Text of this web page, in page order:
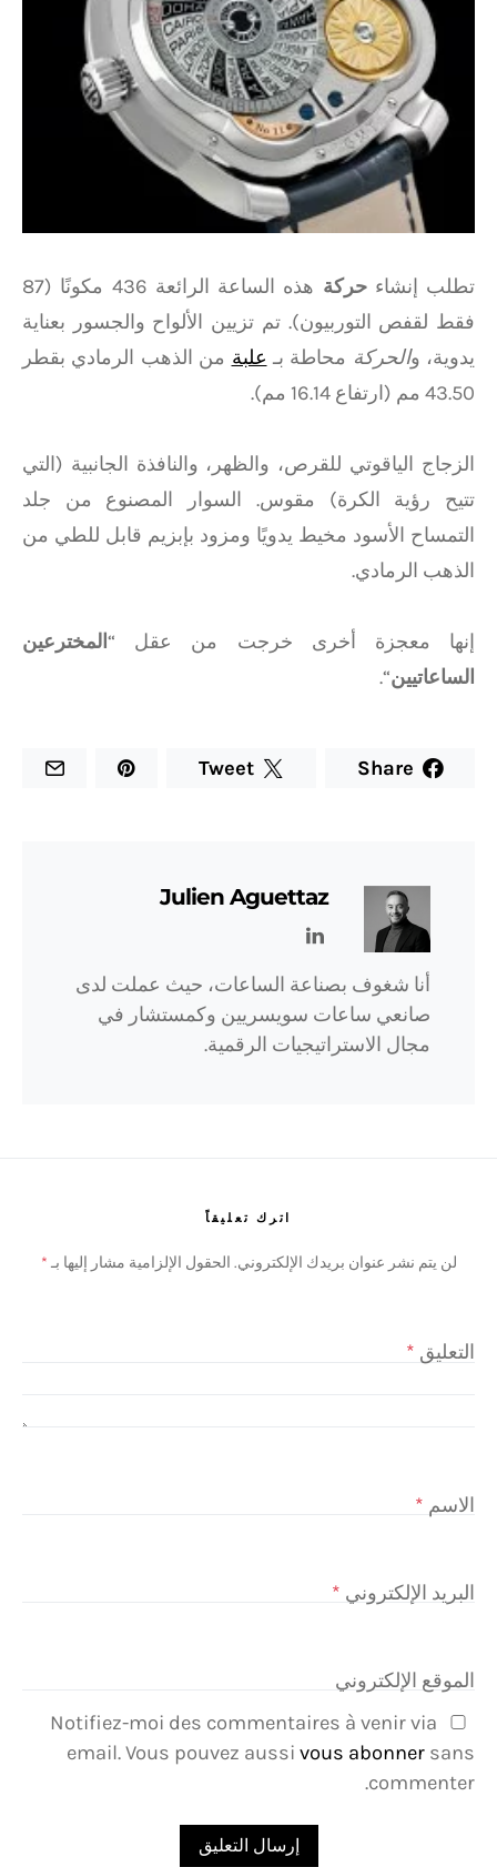
تطلب إنشاءحركة
هذه الساعة الرائعة 436 مكونًا (87
فقط لقفص التوربيون). تم تزيين الألواح والجسور بعناية
يدوية، والحركة محاطة بـ علبة من الذهب الرمادي بقطر
43.50 مم (ارتفاع 16.14 مم).
الزجاج الياقوتي للقرص، والظهر، والنافذة الجانبية (التي
تتيح رؤية الكرة) مقوس. السوار المصنوع من جلد
التمساح الأسود مخيط يدويًا ومزود بإبزيم قابل للطي من
الذهب الرمادي.
إنها معجزة أخرى خرجت من عقل “ المخترعين
الساعاتيين“.
Share
Tweet
Julien Aguettaz
أنا شغوف بصناعة الساعات، حيث عملت لدى
صانعي ساعات سويسريين وكمستشار في
مجال الاستراتيجيات الرقمية.
اترك تعليقاً
لن يتم نشر عنوان بريدك الإلكتروني. الحقول الإلزامية مشار إليها بـ *
التعليق *
الاسم *
البريد الإلكتروني *
الموقع الإلكتروني
Notifiez-moi des commentaires à venir via
email. Vous pouvez aussi vous abonner sans
commenter.